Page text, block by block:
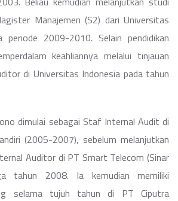
Manajemen (S2) dari Universitas
periode 2009-2010. Selain pendidikan
keahliannya melalui tinjauan
di Universitas Indonesia pada tahun
dimulai sebagai Staf Internal Audit di
(2005-2007), sebelum melanjutkan
Auditor di PT Smart Telecom (Sinar
tahun 2008. Ia kemudian memiliki
selama tujuh tahun di PT Ciputra